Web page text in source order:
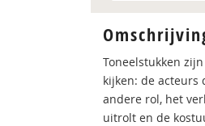
Toneelstukken
kijken: de acteurs
andere rol, het
uitrolt en de